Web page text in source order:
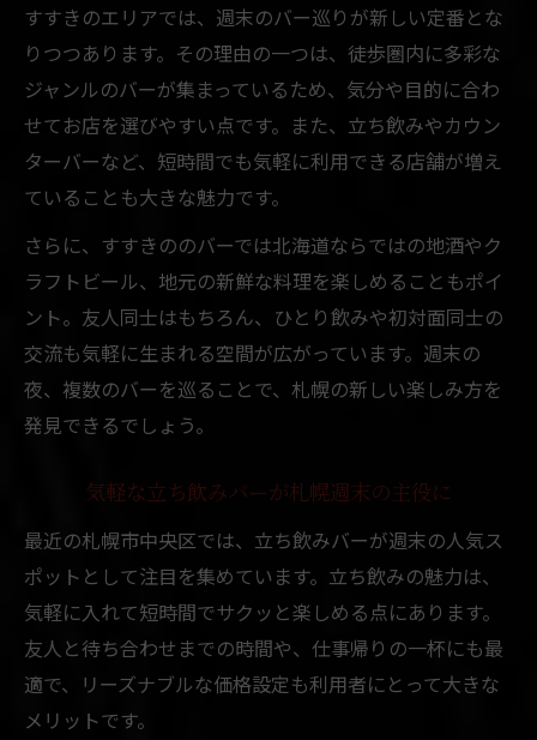
は
仕事帰りに寄れる札幌バーの特徴とは
仕事帰りに最適な札幌バーの選び方ガイド
すすきので気軽に立ち寄れるバー空間の魅
力
バーでリフレッシュできる札幌週末の過ご
し方
札幌市中央区で仕事帰りにおすすめのバー
事情
すすきのエリアでは、週末のバー巡りが新しい定番とな
りつつあります。その理由の一つは、徒歩圏内に多彩な
ジャンルのバーが集まっているため、気分や目的に合わ
せてお店を選びやすい点です。また、立ち飲みやカウン
ターバーなど、短時間でも気軽に利用できる店舗が増え
ていることも大きな魅力です。
さらに、すすきののバーでは北海道ならではの地酒やク
ラフトビール、地元の新鮮な料理を楽しめることもポイ
ント。友人同士はもちろん、ひとり飲みや初対面同士の
交流も気軽に生まれる空間が広がっています。週末の
夜、複数のバーを巡ることで、札幌の新しい楽しみ方を
発見できるでしょう。
気軽な立ち飲みバーが札幌週末の主役に
最近の札幌市中央区では、立ち飲みバーが週末の人気ス
ポットとして注目を集めています。立ち飲みの魅力は、
気軽に入れて短時間でサクッと楽しめる点にあります。
友人と待ち合わせまでの時間や、仕事帰りの一杯にも最
適で、リーズナブルな価格設定も利用者にとって大きな
メリットです。